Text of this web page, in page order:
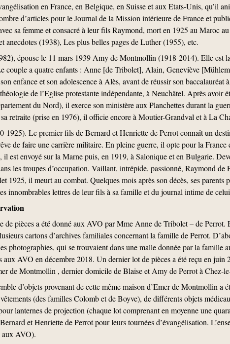
en France, en Belgique, en Suisse et aux Etats-Unis, qu’il
d’articles pour le Journal de la Mission intérieure de France et
sa femme et consacré à leur fils Raymond, mort en 1925 au Maroc
anecdotes (1938), Les plus belles pages de Luther (1955), etc.
épouse le 11 mars 1939 Amy de Montmollin (1918-2014). Elle est
couple a quatre enfants : Anne [de Tribolet], Alain, Geneviève
enfance et son adolescence à Alès, avant de réussir son baccalauréat
de l’Eglise protestante indépendante, à Neuchâtel. Après avoir
du Nord), il exerce son ministère aux Planchettes durant la
retraite (prise en 1976), il officie encore à Moutier-Grandval et à La
1925). Le premier fils de Bernard et Henriette de Perrot connaît un
de faire une carrière militaire. En pleine guerre, il opte pour la
il est envoyé sur la Marne puis, en 1919, à Salonique et en Bulgarie.
les troupes d’occupation. Vaillant, intrépide, passionné, Raymond de
1925, il meurt au combat. Quelques mois après son décès, ses
innombrables lettres de leur fils à sa famille et du journal intime de
de pièces a été donné aux AVO par Mme Anne de Tribolet – de Perrot.
cartons d’archives familiales concernant la famille de Perrot.
photographies, qui se trouvaient dans une malle donnée par la famille
aux AVO en décembre 2018. Un dernier lot de pièces a été reçu en juin
de Montmollin , dernier domicile de Blaise et Amy de Perrot à Chez-
d’objets provenant de cette même maison d’Emer de Montmollin a
(des familles Colomb et de Boyve), de différents objets
lanternes de projection (chaque lot comprenant en moyenne une
et Henriette de Perrot pour leurs tournées d’évangélisation.
aux AVO).